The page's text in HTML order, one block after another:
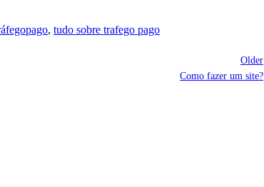
, tudo sobre trafego pago
Older
Como fazer um site?